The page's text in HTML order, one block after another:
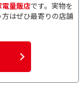
量販店です。実物を
はぜひ最寄りの店舗